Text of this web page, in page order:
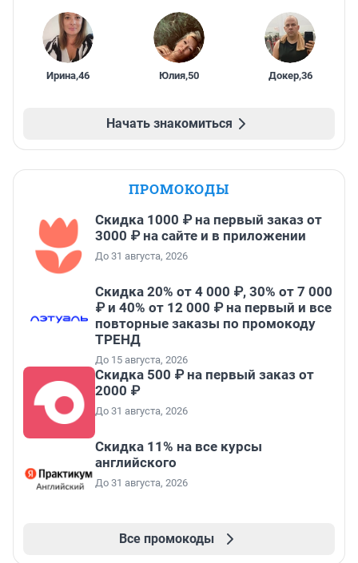
Ирина,46 Юлия,50 Докер,36
Начать знакомиться
ПРОМОКОДЫ
Скидка 1000 ₽ на первый заказ от
3000 ₽ на сайте и в приложении
До 31 августа, 2026
Скидка 20% от 4 000 ₽, 30% от 7 000
₽ и 40% от 12 000 ₽ на первый и все
повторные заказы по промокоду
ТРЕНД
До 15 августа, 2026
Скидка 500 ₽ на первый заказ от
2000 ₽
До 31 августа, 2026
Скидка 11% на все курсы
английского
До 31 августа, 2026
Все промокоды